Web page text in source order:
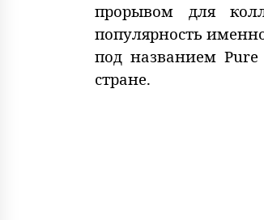
прорывом для
популярность
под названием
стране.